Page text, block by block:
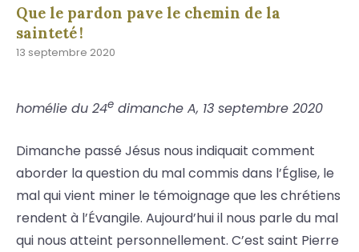
Que le pardon pave le chemin de la
sainteté !
13 septembre 2020
homélie du 24e dimanche A, 13 septembre 2020
Dimanche passé Jésus nous indiquait comment
aborder la question du mal commis dans l’Église, le
mal qui vient miner le témoignage que les chrétiens
rendent à l’Évangile. Aujourd’hui il nous parle du mal
qui nous atteint personnellement. C’est saint Pierre